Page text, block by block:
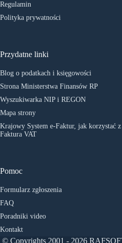
Regulamin
Polityka prywatności
Przydatne linki
Blog o podatkach i księgowości
Strona Ministerstwa Finansów RP
Wyszukiwarka NIP i REGON
Mapa strony
Krajowy System e-Faktur, jak korzystać
Faktura VAT
Pomoc
Formularz zgłoszenia
FAQ
Poradniki video
Kontakt
© Copyrights 2001 - 2026